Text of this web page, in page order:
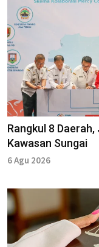
Rangkul 8
Kawasan Sungai
6 Agu 2026